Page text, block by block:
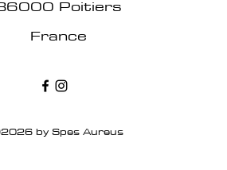
Poitiers
France
by Spes Aureus